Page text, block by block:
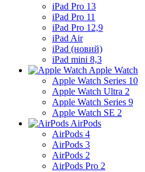
iPad Pro 13
iPad Pro 11
iPad Pro 12,9
iPad Air
iPad (новий)
iPad mini 8,3
Apple Watch
Apple Watch Series 10
Apple Watch Ultra 2
Apple Watch Series 9
Apple Watch SE 2
AirPods
AirPods 4
AirPods 3
AirPods 2
AirPods Pro 2